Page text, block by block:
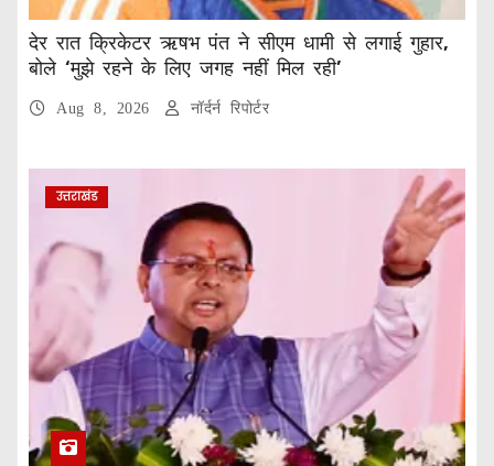
देर रात क्रिकेटर ऋषभ पंत ने सीएम धामी से लगाई गुहार,
बोले ‘मुझे रहने के लिए जगह नहीं मिल रही’
Aug 8, 2026 नॉर्दर्न रिपोर्टर
उत्तराखंड